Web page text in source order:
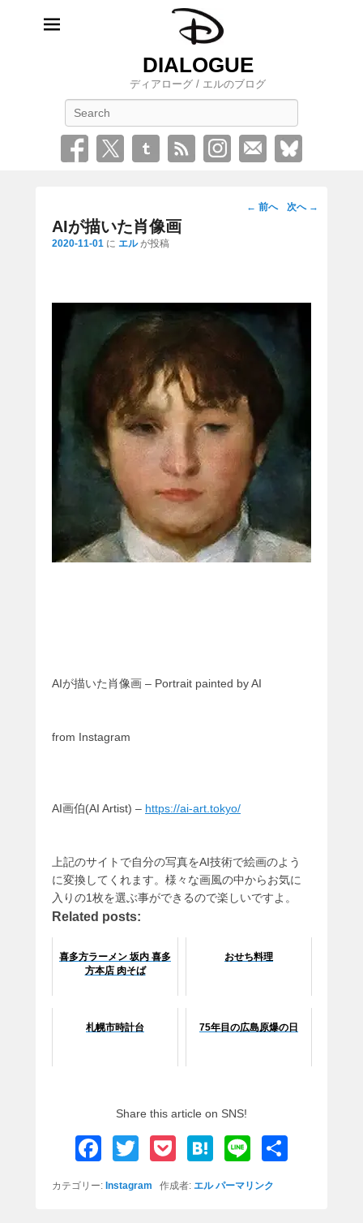
DIALOGUE
ディアローグ / エルのブログ
投
ョ
ン
← 前へ 次へ →
AIが描いた肖像画
2020-11-01 に エル が投稿
AIが描いた肖像画 – Portrait painted by AI
from Instagram
AI画伯(AI Artist) – https://ai-art.tokyo/
上記のサイトで自分の写真をAI技術で絵画のよう
に変換してくれます。様々な画風の中からお気に
入りの1枚を選ぶ事ができるので楽しいですよ。
Related posts:
喜多方ラーメン 坂内 喜多
方本店 肉そば
おせち料理
札幌市時計台 75年目の広島原爆の日
Share this article on SNS!
F
a
T
wi
P
o
ck
H
at
Li
n
e
カテゴリー: Instagram 作成者: エル パーマリンク